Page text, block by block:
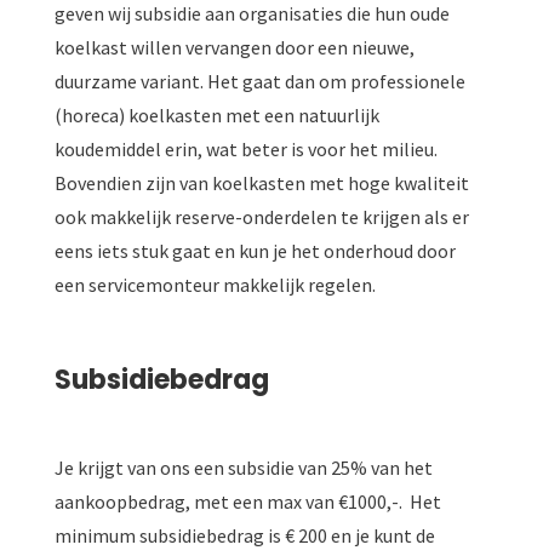
geven wij subsidie aan organisaties die hun oude
koelkast willen vervangen door een nieuwe,
duurzame variant. Het gaat dan om professionele
(horeca) koelkasten met een natuurlijk
koudemiddel erin, wat beter is voor het milieu.
Bovendien zijn van koelkasten met hoge kwaliteit
ook makkelijk reserve-onderdelen te krijgen als er
eens iets stuk gaat en kun je het onderhoud door
een servicemonteur makkelijk regelen.
Subsidiebedrag
Je krijgt van ons een subsidie van 25% van het
aankoopbedrag, met een max van €1000,-. Het
minimum subsidiebedrag is € 200 en je kunt de